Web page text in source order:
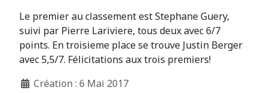
Le premier au classement est Stephane Guery,
suivi par Pierre Lariviere, tous deux avec 6/7
points. En troisieme place se trouve Justin Berger
avec 5,5/7. Félicitations aux trois premiers!
Création : 6 Mai 2017